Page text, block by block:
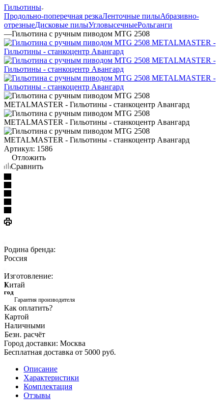
Гильотины
Продольно-поперечная резкаЛенточные пилыАбразивно-
отрезныеДисковые пилыУгловысечныеРольганги
—Гильотина с ручным пиводом MTG 2508
Артикул: 1586
Отложить
Сравнить
Родина бренда:
Россия
Изготовление:
Китай
1
год
Гарантия производителя
Как оплатить?
Картой
Наличными
Безн. расчёт
Город доставки: Москва
Бесплатная доставка от 5000 руб.
Описание
Характеристики
Комплектация
Отзывы